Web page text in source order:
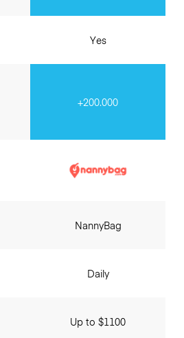
Yes
+200.000
NannyBag
Daily
Up to $1100